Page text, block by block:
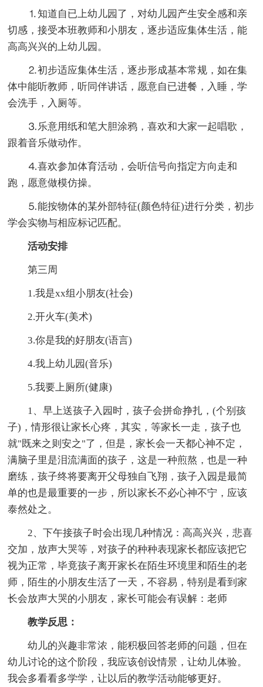
⒈知道自已上幼儿园了，对幼儿园产生安全感和亲
切感，接受本班教师和小朋友，逐步适应集体生活，能
高高兴兴的上幼儿园。
⒉初步适应集体生活，逐步形成基本常规，如在集
体中能听教师，听同伴讲话，愿意自已进餐，入睡，学
会洗手，入厕等。
⒊乐意用纸和笔大胆涂鸦，喜欢和大家一起唱歌，
跟着音乐做动作。
⒋喜欢参加体育活动，会听信号向指定方向走和
跑，愿意做模仿操。
⒌能按物体的某外部特征(颜色特征)进行分类，初步
学会实物与相应标记匹配。
活动安排
第三周
1.我是xx组小朋友(社会)
2.开火车(美术)
3.你是我的好朋友(语言)
4.我上幼儿园(音乐)
5.我要上厕所(健康)
1、早上送孩子入园时，孩子会拼命挣扎，(个别孩
子)，情形很让家长心疼，其实，等家长一走，孩子也
就"既来之则安之"了，但是，家长会一天都心神不定，
满脑子里是泪流满面的孩子，这是一种煎熬，也是一种
磨练，孩子终将要离开父母独自飞翔，孩子入园是最简
单的也是最重要的一步，所以家长不必心神不宁，应该
泰然处之。
2、下午接孩子时会出现几种情况：高高兴兴，悲喜
交加，放声大哭等，对孩子的种种表现家长都应该把它
视为正常，毕竟孩子离开家长在陌生环境里和陌生的老
师，陌生的小朋友生活了一天，不容易，特别是看到家
长会放声大哭的小朋友，家长可能会有误解：老师
教学反思：
幼儿的兴趣非常浓，能积极回答老师的问题，但在
幼儿讨论的这个阶段，我应该创设情景，让幼儿体验。
我会多看看多学学，让以后的教学活动能够更好。